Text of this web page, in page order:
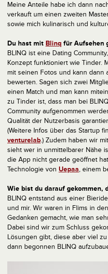
Meine Anteile habe ich dann
verkauft um einen zweiten
sowie mich kulinarisch und
Du hast mit Blinq für Aufsehen
BLINQ ist eine Dating
Konzept funktioniert wie Tinder.
mit seinen Fotos und kann dann
bewerten. Sagen sich zwei
einen Match und man kann
zu Tinder ist, dass man bei
Community aufgenommen
Qualität der Nutzerbasis
(Weitere Infos über das Startup
venturelab.) Zudem haben wir
sieht wer in unmittelbarer Nähe
die App nicht gerade geöffnet
Technologie von Uepaa, einem
Wie bist du darauf gekommen,
BLINQ entstand aus einer
und mir. Wir waren in Flims in
Gedanken gemacht, wie man
Dabei sind wir zum Schluss
Lösungen gibt, diese aber viel
dann begonnen BLINQ